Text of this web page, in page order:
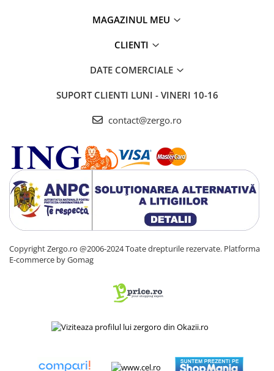
MAGAZINUL MEU
CLIENTI
DATE COMERCIALE
SUPORT CLIENTI LUNI - VINERI 10-16
contact@zergo.ro
Copyright Zergo.ro @2006-2024 Toate drepturile rezervate. Platforma
E-commerce by Gomag